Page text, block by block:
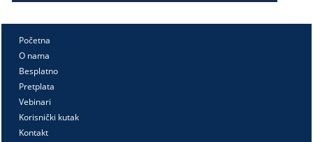
Početna
O nama
Besplatno
Pretplata
Vebinari
Korisnički kutak
Kontakt